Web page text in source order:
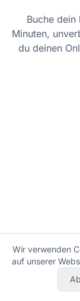
Buche
Minuten,
du deinen
Wir verwenden
auf unserer